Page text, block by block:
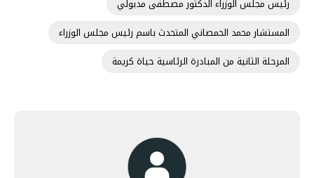
رئيس مجلس الوزراء الدكتور مصطفى مدبولي
المستشار محمد الحمصاني المتحدث باسم رئيس مجلس الوزراء
المرحلة الثانية من المبادرة الرئاسية حياة كريمة